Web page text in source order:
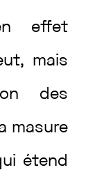
effet
, mais
des
masure
étend